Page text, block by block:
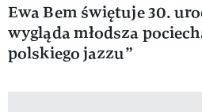
Ewa Bem świętuje 30.
wygląda młodsza
polskiego jazzu”